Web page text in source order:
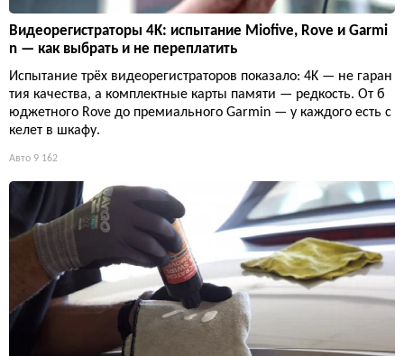
Видеорегистраторы 4K: испытание Miofive, Rove и Garmi
n — как выбрать и не переплатить
Испытание трёх видеорегистраторов показало: 4K — не гаран
тия качества, а комплектные карты памяти — редкость. От б
юджетного Rove до премиального Garmin — у каждого есть с
келет в шкафу.
Авто 9 162